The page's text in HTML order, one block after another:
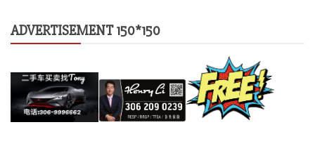
ADVERTISEMENT 150*150